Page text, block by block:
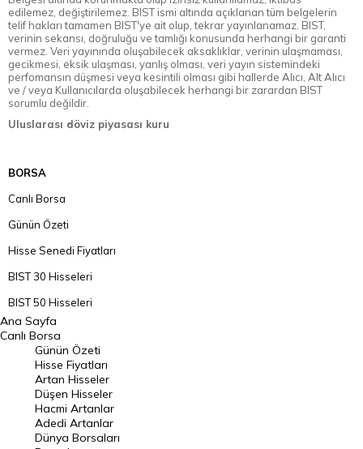
edilemez, değiştirilemez. BIST ismi altında açıklanan tüm belgelerin
telif hakları tamamen BIST'ye ait olup, tekrar yayınlanamaz. BIST,
verinin sekansı, doğruluğu ve tamlığı konusunda herhangi bir garanti
vermez. Veri yayınında oluşabilecek aksaklıklar, verinin ulaşmaması,
gecikmesi, eksik ulaşması, yanlış olması, veri yayın sistemindeki
perfomansın düşmesi veya kesintili olması gibi hallerde Alıcı, Alt Alıcı
ve / veya Kullanıcılarda oluşabilecek herhangi bir zarardan BIST
sorumlu değildir.
Uluslarası döviz piyasası kuru
BORSA
Canlı Borsa
Günün Özeti
Hisse Senedi Fiyatları
BIST 30 Hisseleri
BIST 50 Hisseleri
BIST 100 Hisseleri
En Çok Artan Hisseler
En Çok Düşen Hisseler
Hacmi Artanlar
Geçmiş Kapanışlar
Ana Sayfa
Canlı Borsa
Günün Özeti
Hisse Fiyatları
Artan Hisseler
Düşen Hisseler
Hacmi Artanlar
Adedi Artanlar
Dünya Borsaları